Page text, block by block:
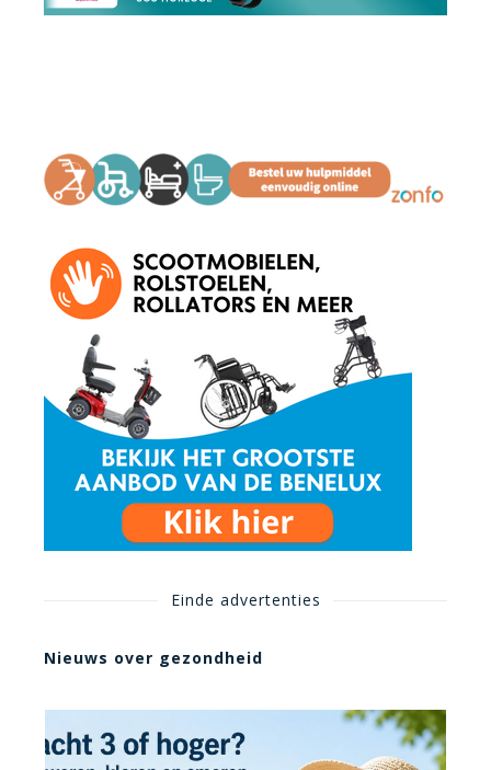
Einde advertenties
Nieuws over gezondheid